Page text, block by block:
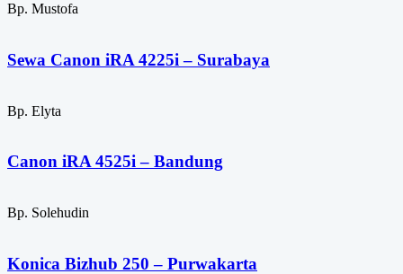
Bp. Mustofa
Sewa Canon iRA 4225i – Surabaya
Bp. Elyta
Canon iRA 4525i – Bandung
Bp. Solehudin
Konica Bizhub 250 – Purwakarta